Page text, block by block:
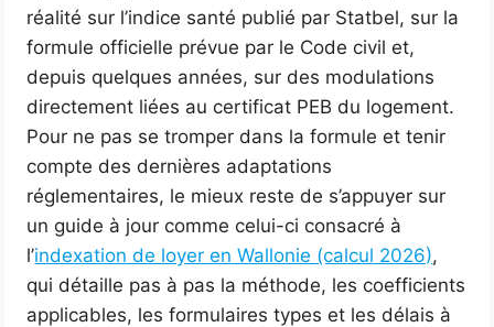
réalité sur l’indice santé publié par Statbel, sur la
formule officielle prévue par le Code civil et,
depuis quelques années, sur des modulations
directement liées au certificat PEB du logement.
Pour ne pas se tromper dans la formule et tenir
compte des dernières adaptations
réglementaires, le mieux reste de s’appuyer sur
un guide à jour comme celui-ci consacré à
l’indexation de loyer en Wallonie (calcul 2026),
qui détaille pas à pas la méthode, les coefficients
applicables, les formulaires types et les délais à